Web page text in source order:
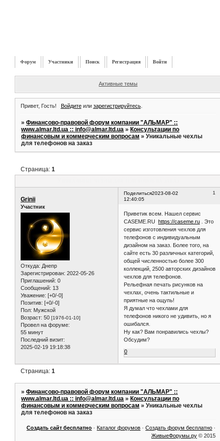
Форум Участники Поиск Регистрация Войти
Активные темы
Привет, Гость! Войдитеили зарегистрируйтесь.
»Финансово-правовой форум компании "АЛЬМАР" ::
www.almar.ltd.ua :: info@almar.ltd.ua »Консультации по
финансовым и коммерческим вопросам »Уникальные чехлы
для телефонов на заказ
Страница:1
Поделиться 1
2023-08-02
12:40:05
Grinii
Участник
Откуда: Днепр
Зарегистрирован: 2022-05-26
Приглашений: 0
Сообщений: 13
Уважение: [+0/-0]
Позитив: [+0/-0]
Пол: Мужской
Возраст: 50 [1976-01-10]
Провел на форуме:
55 минут
Последний визит:
2025-02-19 19:18:38
Приветик всем. Нашел сервис
CASEME.RUhttps://caseme.ru . Это
сервис изготовления чехлов для
телефонов с индивидуальным
дизайном на заказ. Более того, на
сайте есть 30 различных категорий,
общей численностью более 300
коллекций, 2500 авторских дизайнов
чехлов для телефонов.
Рельефная печать рисунков на
чехлах, очень тактильные и
приятные на ощупь!
Я думал что чехлами для
телефонов никого не удивить, но я
ошибался.
Ну как? Вам понравились чехлы?
Обсудим?
0
Страница:1
»Финансово-правовой форум компании "АЛЬМАР" ::
www.almar.ltd.ua :: info@almar.ltd.ua » Консультации по
финансовым и коммерческим вопросам »Уникальные чехлы
для телефонов на заказ
Создать сайт бесплатно · Каталог форумов ·Создать форум бесплатно ·
ЖивыеФорумы.ру © 2015